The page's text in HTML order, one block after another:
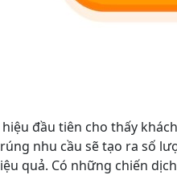
hiệu đầu tiên cho thấy
nhu cầu sẽ tạo ra số
quả. Có những chiến